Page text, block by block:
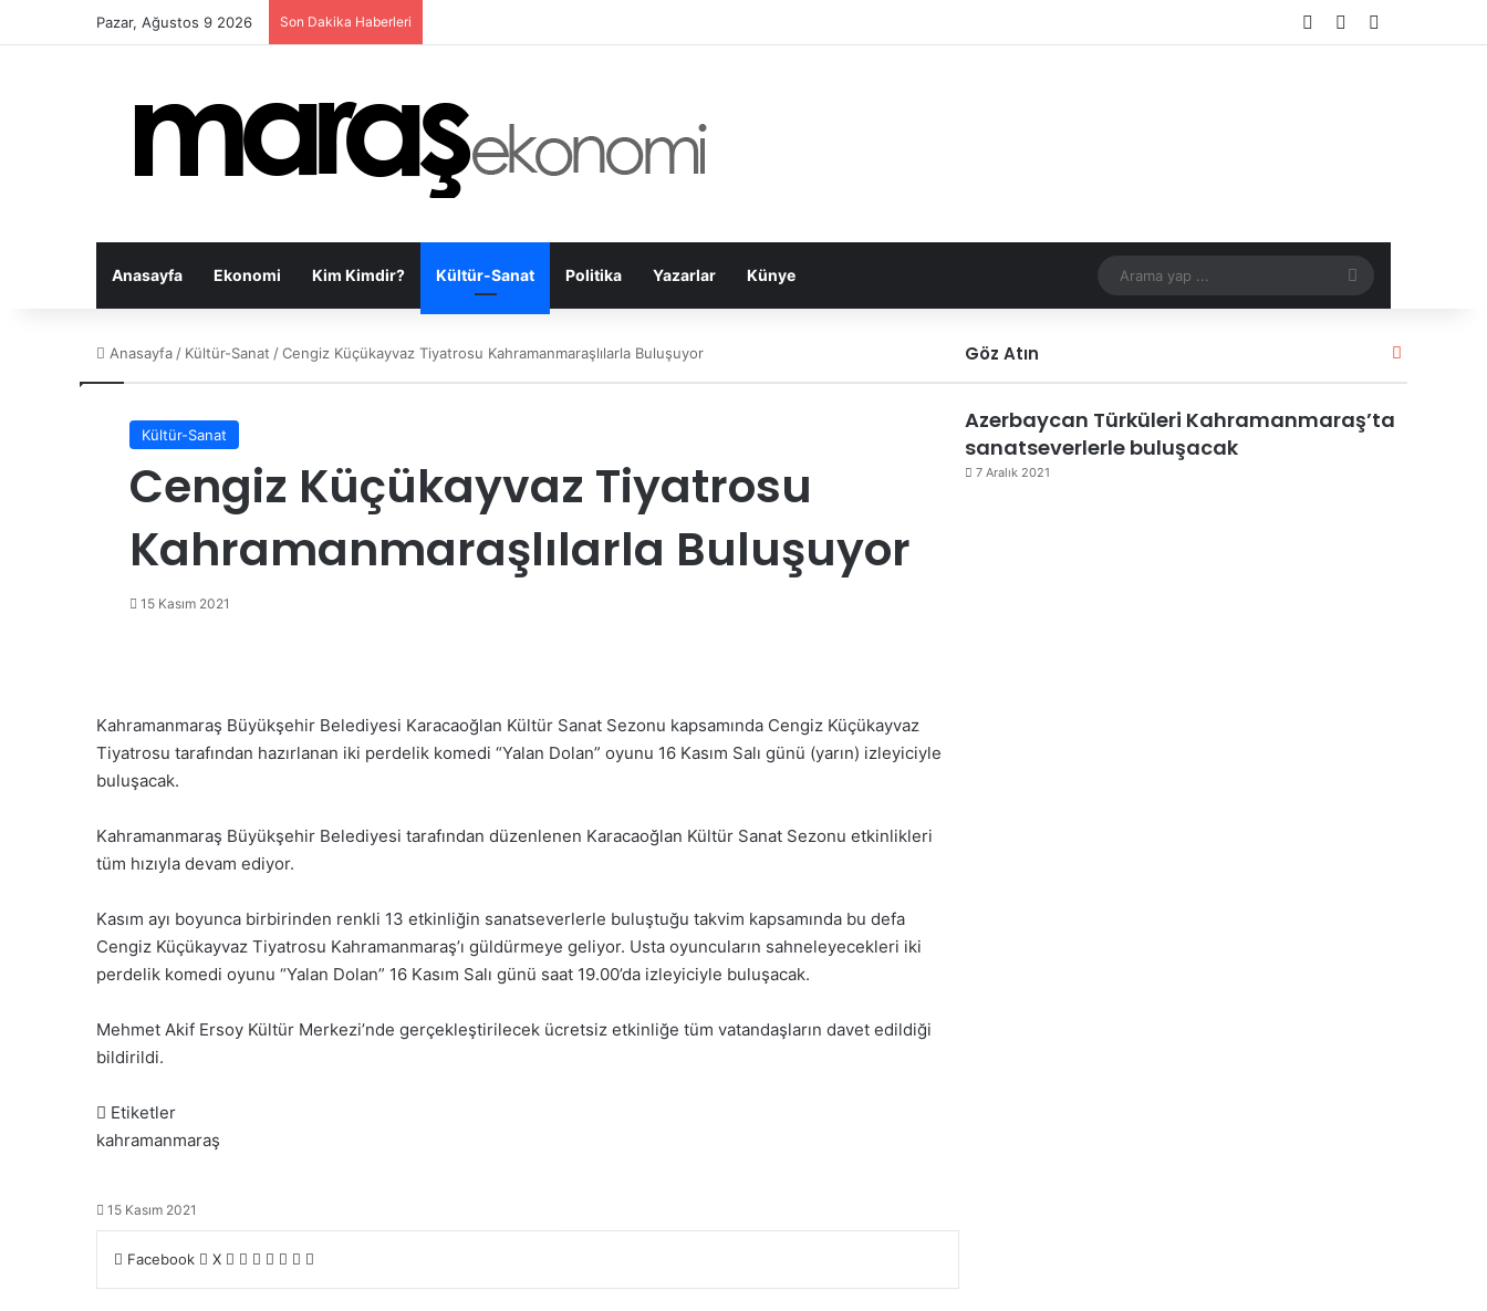
Pazar, Ağustos 9 2026 Son Dakika Haberleri Kayıt OlRastgele Makale
Anasayfa Ekonomi Kim Kimdir? Kültür-Sanat Politika Yazarlar Künye
Arama
yap
Anasayfa / Kültür-Sanat /Cengiz Küçükayvaz Tiyatrosu Kahramanmaraşlılarla Buluşuyor
Kültür-Sanat
Cengiz Küçükayvaz Tiyatrosu
Kahramanmaraşlılarla Buluşuyor
15 Kasım 2021
Kahramanmaraş Büyükşehir Belediyesi Karacaoğlan Kültür Sanat Sezonu kapsamında Cengiz Küçükayvaz
Tiyatrosu tarafından hazırlanan iki perdelik komedi “Yalan Dolan” oyunu 16 Kasım Salı günü (yarın) izleyiciyle
buluşacak.
Kahramanmaraş Büyükşehir Belediyesi tarafından düzenlenen Karacaoğlan Kültür Sanat Sezonu etkinlikleri
tüm hızıyla devam ediyor.
Kasım ayı boyunca birbirinden renkli 13 etkinliğin sanatseverlerle buluştuğu takvim kapsamında bu defa
Cengiz Küçükayvaz Tiyatrosu Kahramanmaraş’ı güldürmeye geliyor. Usta oyuncuların sahneleyecekleri iki
perdelik komedi oyunu “Yalan Dolan” 16 Kasım Salı günü saat 19.00’da izleyiciyle buluşacak.
Mehmet Akif Ersoy Kültür Merkezi’nde gerçekleştirilecek ücretsiz etkinliğe tüm vatandaşların davet edildiği
bildirildi.
Etiketler
kahramanmaraş
15 Kasım 2021
Facebook X LinkedIn
Tumblr
Pinterest
Reddit
VKontakte
E-
Göz Atın Kapalı
Azerbaycan Türküleri Kahramanmaraş’ta
sanatseverlerle buluşacak
7 Aralık 2021